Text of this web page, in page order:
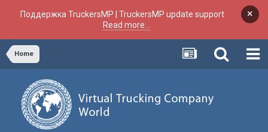
Поддержка TruckersMP | TruckersMP update support
Read more...
×
Home